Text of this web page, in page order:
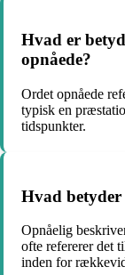
Hvad er
opnåede?
Ordet opnåede
typisk en
tidspunkter.
Hvad betyder
Opnåelig
ofte refererer det
inden for